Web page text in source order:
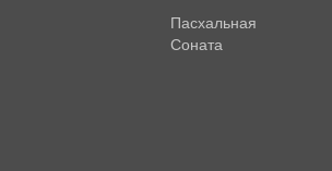
Пасхальная
Соната